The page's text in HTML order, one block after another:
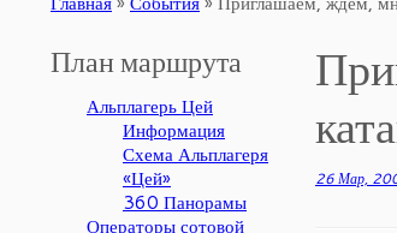
План маршрута
Альплагерь Цей
Информация
Схема Альплагеря
«Цей»
360 Панорамы
Операторы сотовой
26 Мар,